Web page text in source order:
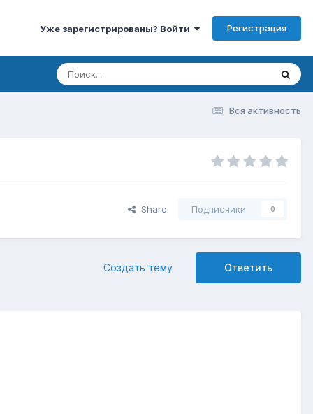
Уже зарегистрированы? Войти Регистрация
Вся активность
Share Подписчики 0
Ответить
Создать тему